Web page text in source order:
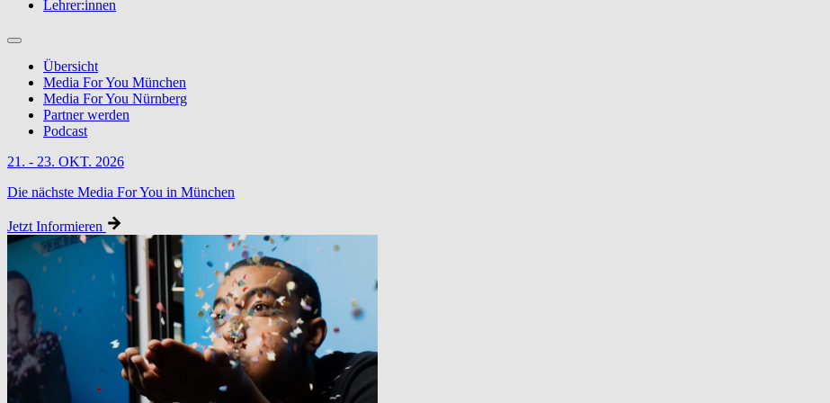
Lehrer:innen
Übersicht
Media For You München
Media For You Nürnberg
Partner werden
Podcast
21. - 23. OKT. 2026
Die nächste Media For You in München
Jetzt Informieren